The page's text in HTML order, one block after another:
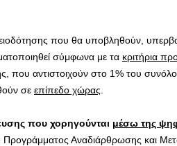
που θα υποβληθούν,
σύμφωνα με τα κριτήρια
που αντιστοιχούν στο 1% του
σε επίπεδο χώρας
που χορηγούνται μέσω της
Προγράμματος Αναδιάρθρωσης και